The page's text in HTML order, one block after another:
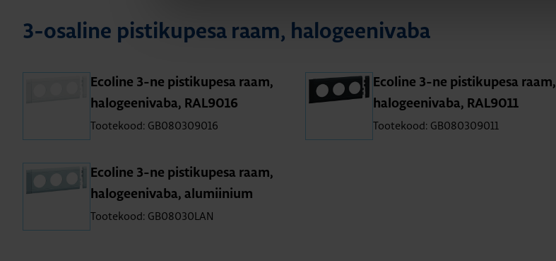
3-osa­line pis­ti­ku­pesa raam, halo­gee­ni­vaba
Eco­line 3-ne pis­ti­ku­pesa raam,
halo­gee­ni­vaba, RAL9016
Tootekood: GB080309016
Eco­line 3-ne pis­ti­ku­pesa raam,
halo­gee­ni­vaba, RAL9011
Tootekood: GB080309011
Eco­line 3-ne pis­ti­ku­pesa raam,
halo­gee­ni­vaba, alu­mii­nium
Tootekood: GB08030LAN